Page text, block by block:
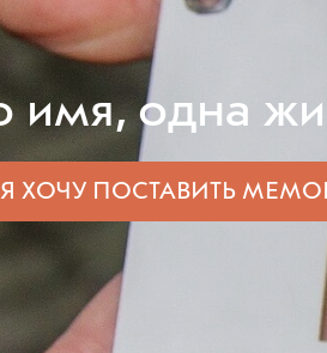
одна
Я ХОЧУ ПОСТАВИТЬ